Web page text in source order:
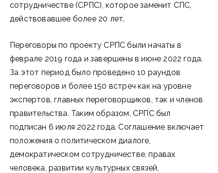
сотрудничестве (СРПС), которое заменит СПС,
действовавшее более 20 лет.
Переговоры по проекту СРПС были начаты в
феврале 2019 года и завершены в июне 2022 года.
За этот период было проведено 10 раундов
переговоров и более 150 встреч как на уровне
экспертов, главных переговорщиков, так и членов
правительства. Таким образом, СРПС был
подписан 6 июля 2022 года. Соглашение включает
положения о политическом диалоге,
демократическом сотрудничестве, правах
человека, развитии культурных связей,